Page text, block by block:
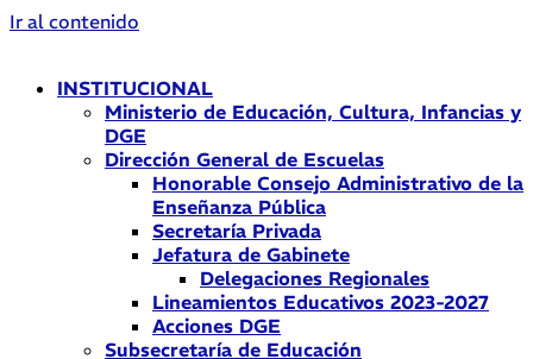
Ir al contenido
INSTITUCIONAL
Ministerio de Educación, Cultura, Infancias y
DGE
Dirección General de Escuelas
Honorable Consejo Administrativo de la
Enseñanza Pública
Secretaría Privada
Jefatura de Gabinete
Delegaciones Regionales
Lineamientos Educativos 2023-2027
Acciones DGE
Subsecretaría de Educación